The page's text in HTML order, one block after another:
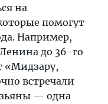
на
помогут
Например,
до 36-го
«Мидзару,
встречали
— одна